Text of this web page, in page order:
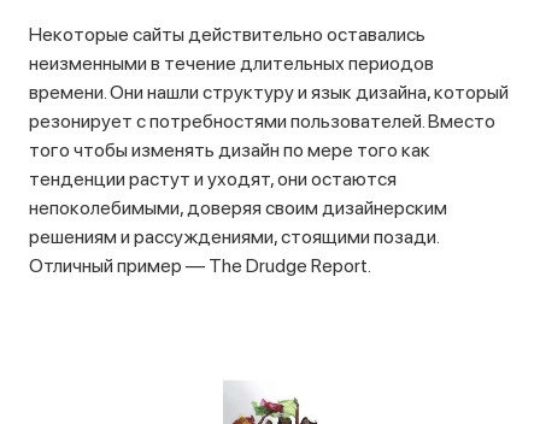
Некоторые сайты действительно оставались
неизменными в течение длительных периодов
времени. Они нашли структуру и язык дизайна, который
резонирует с потребностями пользователей. Вместо
того чтобы изменять дизайн по мере того как
тенденции растут и уходят, они остаются
непоколебимыми, доверяя своим дизайнерским
решениям и рассуждениями, стоящими позади.
Отличный пример — The Drudge Report.